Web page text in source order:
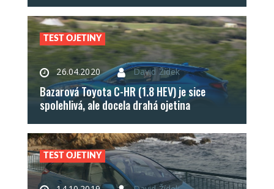
TEST OJETINY
26.04.2020 David Žídek
Bazarová Toyota C-HR (1.8 HEV) je sice
spolehlivá, ale docela drahá ojetina
TEST OJETINY